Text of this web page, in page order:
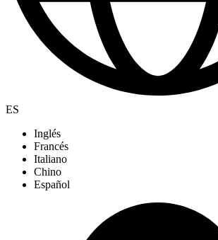
ES
Inglés
Francés
Italiano
Chino
Español